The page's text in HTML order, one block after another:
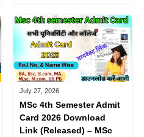
July 27, 2026
MSc 4th Semester Admit
Card 2026 Download
Link (Released) – MSc